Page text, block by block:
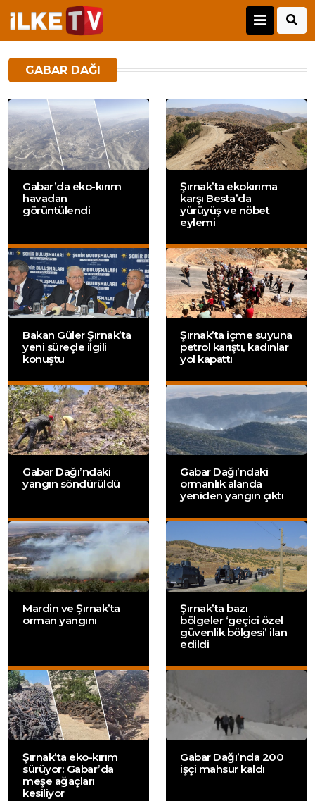
GABAR DAĞI
Gabar’da eko-kırım
havadan
görüntülendi
Şırnak’ta ekokırıma
karşı Besta’da
yürüyüş ve nöbet
eylemi
Bakan Güler Şırnak’ta
yeni süreçle ilgili
konuştu
Şırnak’ta içme suyuna
petrol karıştı, kadınlar
yol kapattı
Gabar Dağı’ndaki
yangın söndürüldü
Gabar Dağı’ndaki
ormanlık alanda
yeniden yangın çıktı
Mardin ve Şırnak’ta
orman yangını
Şırnak’ta bazı
bölgeler ‘geçici özel
güvenlik bölgesi’ ilan
edildi
Şırnak’ta eko-kırım
sürüyor: Gabar’da
meşe ağaçları
kesiliyor
Gabar Dağı’nda 200
işçi mahsur kaldı